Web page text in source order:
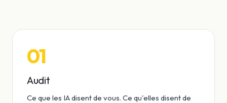
01
Audit
Ce que les IA disent de vous. Ce qu'elles disent de